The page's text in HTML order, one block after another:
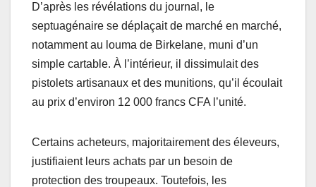
D’après les révélations du journal, le
septuagénaire se déplaçait de marché en marché,
notamment au louma de Birkelane, muni d’un
simple cartable. À l’intérieur, il dissimulait des
pistolets artisanaux et des munitions, qu’il écoulait
au prix d’environ 12 000 francs CFA l’unité.
Certains acheteurs, majoritairement des éleveurs,
justifiaient leurs achats par un besoin de
protection des troupeaux. Toutefois, les